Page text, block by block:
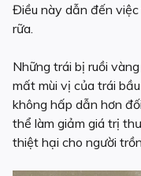
Điều này dẫn đến
rữa.
Những trái bị ruồi
mất mùi vị của trái
không hấp dẫn hơn
thể làm giảm giá trị
thiệt hại cho người